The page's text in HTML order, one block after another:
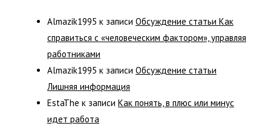
Almazik1995 к записи Обсуждение статьи Как
справиться с «человеческим фактором», управляя
работниками
Almazik1995 к записи Обсуждение статьи
Лишняя информация
EstaThe к записи Как понять, в плюс или минус
идет работа